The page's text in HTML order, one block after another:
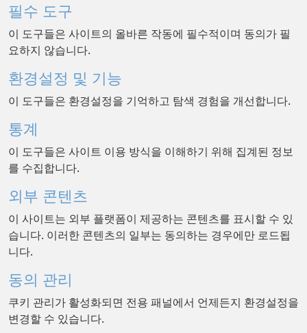
필수 도구
이 도구들은 사이트의 올바른 작동에 필수적이며 동의가 필
요하지 않습니다.
환경설정 및 기능
이 도구들은 환경설정을 기억하고 탐색 경험을 개선합니다.
통계
이 도구들은 사이트 이용 방식을 이해하기 위해 집계된 정보
를 수집합니다.
외부 콘텐츠
이 사이트는 외부 플랫폼이 제공하는 콘텐츠를 표시할 수 있
습니다. 이러한 콘텐츠의 일부는 동의하는 경우에만 로드됩
니다.
동의 관리
쿠키 관리가 활성화되면 전용 패널에서 언제든지 환경설정을
변경할 수 있습니다.